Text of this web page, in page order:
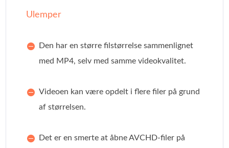
Ulemper
Den har en større filstørrelse sammenlignet
med MP4, selv med samme videokvalitet.
Videoen kan være opdelt i flere filer på grund
af størrelsen.
Det er en smerte at åbne AVCHD-filer på